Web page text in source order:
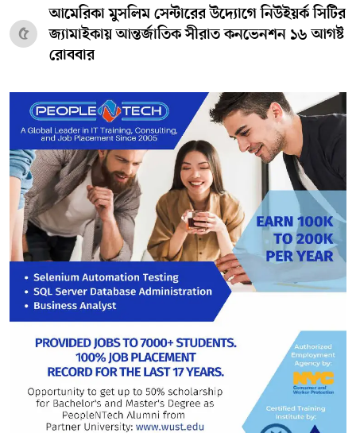
৫
আমেরিকা মুসলিম সেন্টারের উদ্যোগে নিউইয়র্ক সিটির
জ্যামাইকায় আন্তর্জাতিক সীরাত কনভেনশন ১৬ আগষ্ট
রোববার